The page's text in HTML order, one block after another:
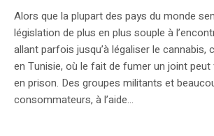
Alors que la plupart des pays du monde
législation de plus en plus souple à
allant parfois jusqu’à légaliser le cannabis,
en Tunisie, où le fait de fumer un joint
en prison. Des groupes militants et
consommateurs, à l’aide...